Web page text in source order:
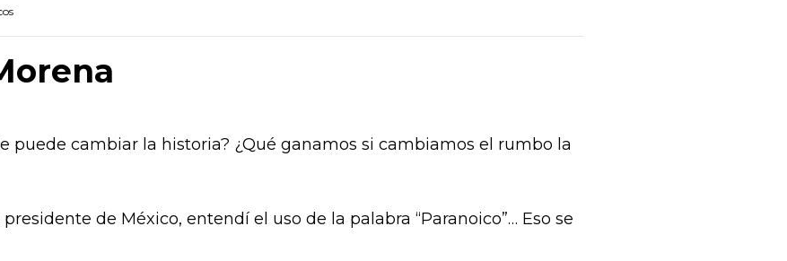
puede cambiar la historia? ¿Qué ganamos si cambiamos el rumbo la
presidente de México, entendí el uso de la palabra “Paranoico”… Eso se